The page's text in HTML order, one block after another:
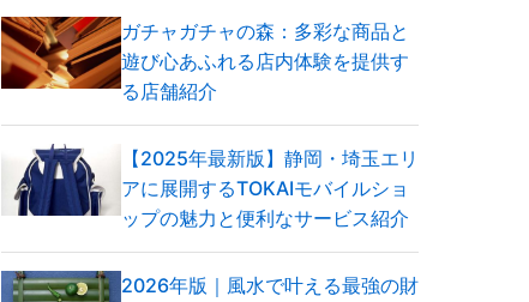
ガチャガチャの森：多彩な商品と
遊び心あふれる店内体験を提供す
る店舗紹介
【2025年最新版】静岡・埼玉エリ
アに展開するTOKAIモバイルショ
ップの魅力と便利なサービス紹介
2026年版｜風水で叶える最強の財